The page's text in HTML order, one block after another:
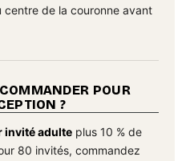
de la couronne avant
POUR
?
invité adulte plus 10 % de
80 invités, commandez